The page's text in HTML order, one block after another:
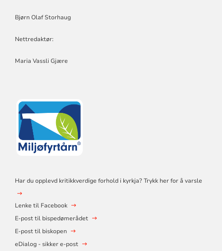
Bjørn Olaf Storhaug
Nettredaktør:
Maria Vassli Gjære
Har du opplevd kritikkverdige forhold i kyrkja? Trykk her for å varsle
Lenke til Facebook
E-post til bispedømerådet
E-post til biskopen
eDialog - sikker e-post